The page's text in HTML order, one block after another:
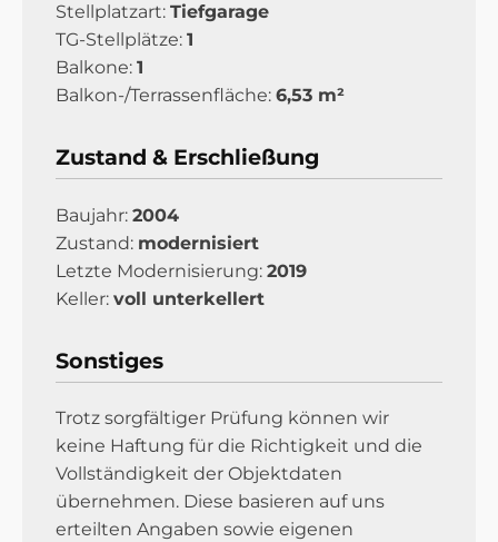
Stellplatzart: Tiefgarage
TG-Stellplätze: 1
Balkone: 1
Balkon-/Terrassenfläche: 6,53 m²
Zustand & Erschließung
Baujahr: 2004
Zustand: modernisiert
Letzte Modernisierung: 2019
Keller: voll unterkellert
Sonstiges
Trotz sorgfältiger Prüfung können wir
keine Haftung für die Richtigkeit und die
Vollständigkeit der Objektdaten
übernehmen. Diese basieren auf uns
erteilten Angaben sowie eigenen